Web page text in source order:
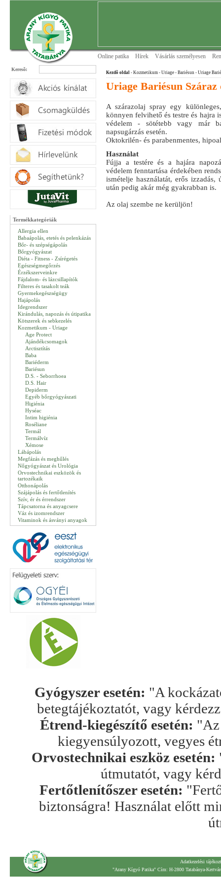
Online patika Hírek Vásárlás személyesen
Keresõ:
Termékkategóriák
Allergia ellen
Babaápolás, etetés és pelenkázás
Bőr- és szépségápolás
Bőrgyógyászat
Diéta - Fitness - Zsírégetés
Egészségmegőrzés
Érzékszerveinkre
Fájdalom- és lázcsillapítók
Filteres és tasakolt teák
Gyermekegészségügy
Hajápolás
Idegrendszer
Kirándulás, napozás és útipatika
Kötszerek és sebkezelés
Kozmetikum - Uriage
Age Protect
Ajándékcsomagok
Arctisztítás
Baba
Bariéderm
Bariésun
D.S. - Seborrhoea
D.S. Hair
Depiderm
Egyéb bőrgyógyászati
Higiénia
Hyséac
Intim higiénia
Roséliane
Termál
Termálvíz
Xémose
Lábápolás
Megfázás és meghűlés
Nőgyógyászat és Urológia
Orvostechnikai eszközök és
tartozékaik
Otthonápolás
Szájápolás és fertőtlenítés
Szív, ér és érrendszer
Tápcsatorna és anyagcsere
Váz és izomrendszer
Vitaminok és ásványi anyagok
Kezdõ oldal - Kozmetikum - Uriage - Bariésun - Uriage
Uriage Bariésun Száraz
A szárazolaj spray egy
könnyen felvihető és testre és hajra
védelem - sötétebb vagy már
napsugárzás esetén.
Oktokrilén- és parabenmentes,
Használat
Fújja a testére és a hajára
védelem fenntartása érdekében
ismételje használatát, erős izzadás,
után pedig akár még gyakrabban is.
Az olaj szembe ne kerüljön!
Gyógyszer esetén: "A
betegtájékoztatót, vagy
Étrend-kiegészítő esetén: "Az
kiegyensúlyozott, vegyes
Orvostechnikai eszköz esetén:
útmutatót, vagy
Fertőtlenítőszer esetén:
biztonságra! Használat előtt
Adatkezelési
"Arany Kígyó Patika" Cím: H-2800 Tatabánya-